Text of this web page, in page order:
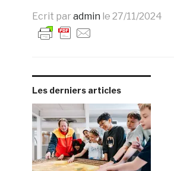
Ecrit par admin le 27/11/2024
Les derniers articles